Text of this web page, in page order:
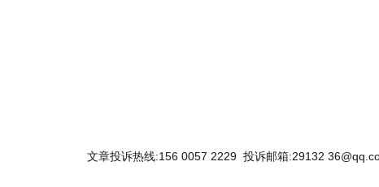
文章投诉热线:156 0057 2229 投诉邮箱:29132